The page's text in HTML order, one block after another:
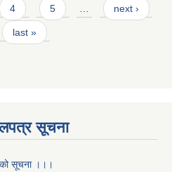
4 5 next ›
last »
सूचना
सूचना ।।।